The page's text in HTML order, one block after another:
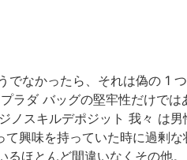
なかったら、それは偽の 1
ラダ バッグの堅牢性だけで
スキルデポジット 我々 は
興味を持っていた時に過剰
ほとんど間違いなくその他